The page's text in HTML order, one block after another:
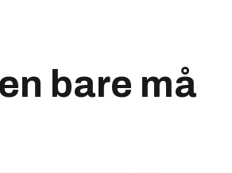
bare må